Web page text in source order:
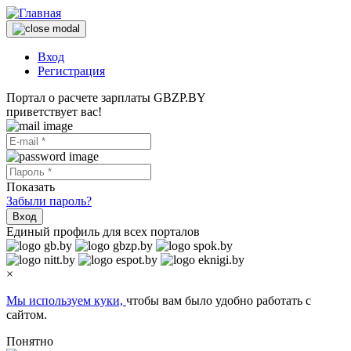
Вход
Регистрация
Портал о расчете зарплаты GBZP.BY
приветствует вас!
Показать
Забыли пароль?
Вход
Единый профиль для всех порталов
×
Мы используем куки, чтобы вам было удобно работать с
сайтом.
Понятно